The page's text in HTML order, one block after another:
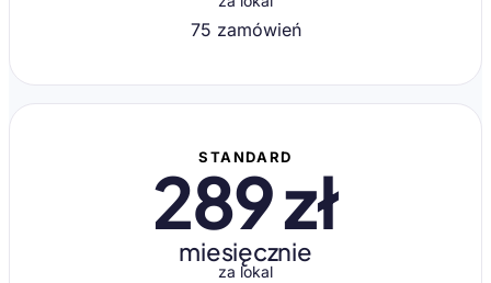
75 zamówień
STANDARD
289 zł
miesięcznie
za lokal